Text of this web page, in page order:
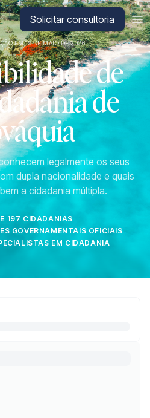
Solicitar consultoria
EM 19 DE MAIO DE 2026
de
de
legalmente os seus
dupla nacionalidade e quais
a cidadania múltipla.
197 CIDADANIAS
GOVERNAMENTAIS OFICIAIS
EM CIDADANIA